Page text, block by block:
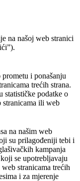
na našoj web stranici
i ponašanju
trećih strana.
podatke o
stranicama ili web
na našim web
su prilagođeniji tebi i
kampanja
se upotrebljavaju
stranicama trećih
i za mjerenje